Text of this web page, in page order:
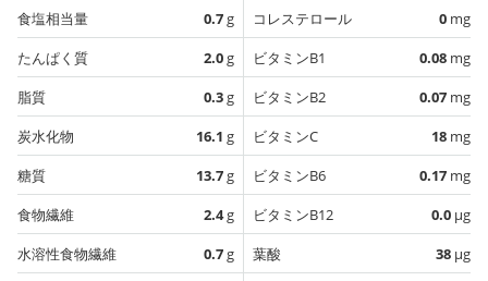
食塩相当量
0.7g
たんぱく質
2.0g
脂質
0.3g
炭水化物
16.1 g
糖質
13.7g
食物繊維
2.4g
水溶性食物繊維
0.7g
コレステロール
0 mg
ビタミンB1
0.08 mg
ビタミンB2
0.07 mg
ビタミンC
18 mg
ビタミンB6
0.17 mg
ビタミンB12
0.0 µg
葉酸
38 µg